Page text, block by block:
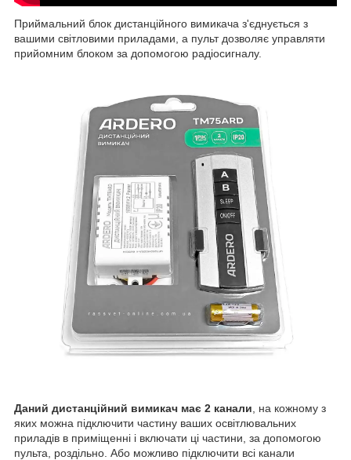
Приймальний блок дистанційного вимикача з'єднується з
вашими світловими приладами, а пульт дозволяє управляти
прийомним блоком за допомогою радіосигналу.
Даний дистанційний вимикач має 2 канали , на кожному з
яких можна підключити частину ваших освітлювальних
приладів в приміщенні і включати ці частини, за допомогою
пульта, роздільно. Або можливо підключити всі канали